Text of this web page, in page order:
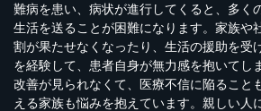
難病を患い、病状が進行してくると、多く
生活を送ることが困難になります。家族や
割が果たせなくなったり、生活の援助を受
を経験して、患者自身が無力感を抱いてし
改善が見られなくて、医療不信に陥ること
える家族も悩みを抱えています。親しい人